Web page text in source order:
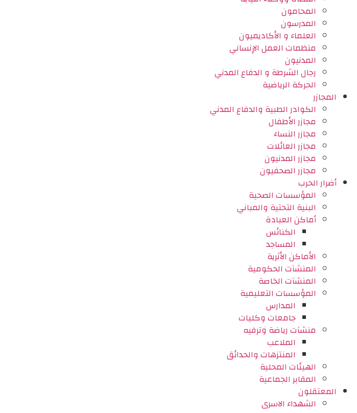
المحامون
المدرسون
العلماء و الأكاديميون
منظمات العمل الإنساني
المدنيون
رجال الشرطة و الدفاع المدني
الحركة الرياضية
المجازر
الكوادر الطبية والدفاع المدني
مجازر الأطفال
مجازر النساء
مجازر العائلات
مجازر المدنيون
مجازر الصحفيون
أضرار الحرب
المؤسسات الصحية
البنية التحتية والمباني
أماكن العبادة
الكنائس
المساجد
الأماكن الأثرية
المنشآت الحكومية
المنشآت الخاصة
المؤسسات التعليمية
المدارس
جامعات وكليات
منشآت رياضة وترفيه
الملاعب
المنتزهات والحدائق
الهيئات المحلية
المقابر الجماعية
المعتقلون
الشهداء الاسرى